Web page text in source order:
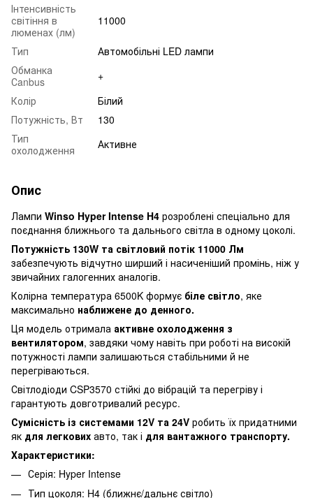
Інтенсивність
світіння в
люменах (лм)
11000
Тип
Автомобільні LED лампи
Обманка
Сanbus
+
Колір
Білий
Потужність, Вт
130
Тип
охолодження
Активне
Опис
Лампи Winso Hyper Intense H4 розроблені спеціально для
поєднання ближнього та дальнього світла в одному цоколі.
Потужність 130W та світловий потік 11000 Лм
забезпечують відчутно ширший і насиченіший промінь, ніж у
звичайних галогенних аналогів.
Колірна температура 6500K формує біле світло, яке
максимально наближене до денного.
Ця модель отримала активне охолодження з
вентилятором, завдяки чому навіть при роботі на високій
потужності лампи залишаються стабільними й не
перегріваються.
Світлодіоди CSP3570 стійкі до вібрацій та перегріву і
гарантують довготривалий ресурс.
Сумісність із системами 12V та 24V робить їх придатними
як для легкових авто, так і для вантажного транспорту.
Характеристики:
Серія: Hyper Intense
Тип цоколя: H4 (ближнє/дальнє світло)